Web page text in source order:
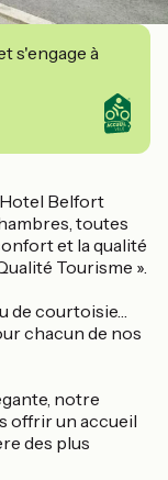
s'engage à
Belfort
toutes
et la qualité
Tourisme ».
de courtoisie…
chacun de nos
notre
offrir un accueil
des plus